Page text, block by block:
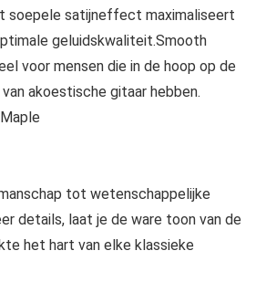
soepele satijneffect maximaliseert
geluidskwaliteit.Smooth
voor mensen die in de hoop op de
akoestische gitaar hebben.
tot wetenschappelijke
details, laat je de ware toon van de
het hart van elke klassieke